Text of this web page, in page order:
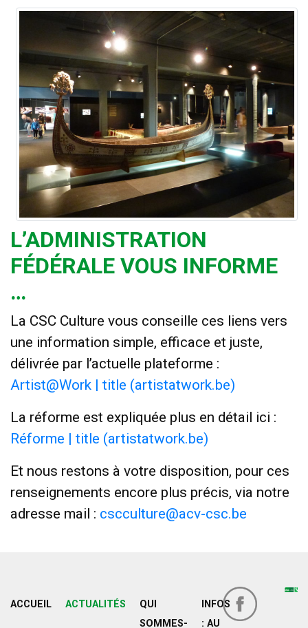
L’ADMINISTRATION
FÉDÉRALE VOUS INFORME
…
La CSC Culture vous conseille ces liens vers
une information simple, efficace et juste,
délivrée par l’actuelle plateforme :
Artist@Work | title (artistatwork.be)
La réforme est expliquée plus en détail ici :
Réforme | title (artistatwork.be)
Et nous restons à votre disposition, pour ces
renseignements encore plus précis, via notre
adresse mail : cscculture@acv-csc.be
ACCUEIL ACTUALITÉS
QUI
SOMMES-
INFOS
: AU